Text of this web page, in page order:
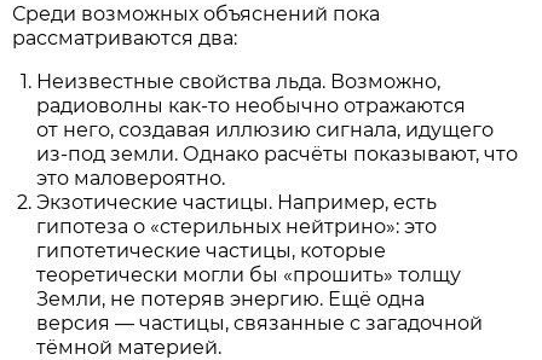
Среди возможных объяснений пока
рассматриваются два:
Неизвестные свойства льда. Возможно,
радиоволны как-то необычно отражаются
от него, создавая иллюзию сигнала, идущего
из-под земли. Однако расчёты показывают, что
это маловероятно.
Экзотические частицы. Например, есть
гипотеза о «стерильных нейтрино»: это
гипотетические частицы, которые
теоретически могли бы «прошить» толщу
Земли, не потеряв энергию. Ещё одна
версия — частицы, связанные с загадочной
тёмной материей.